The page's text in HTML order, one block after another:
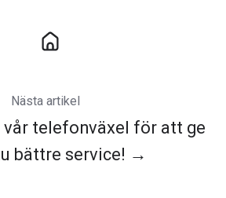
Nästa artikel
vår telefonväxel för att ge
bättre service! →